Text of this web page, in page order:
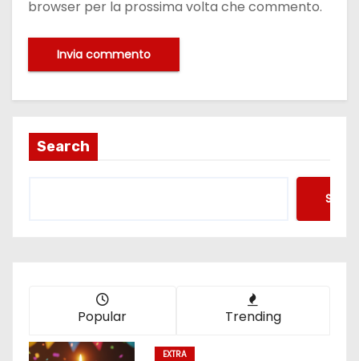
browser per la prossima volta che commento.
Search
Popular Trending
EXTRA